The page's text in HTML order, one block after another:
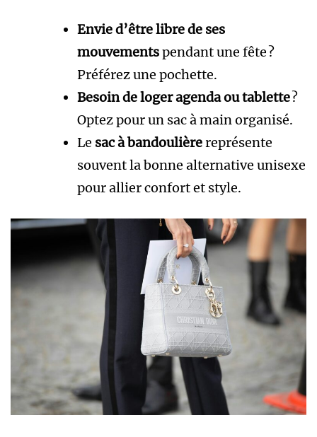
Envie d’être libre de ses
mouvementspendant une fête ?
Préférez une pochette.
Besoin de loger agenda ou tablette?
Optez pour un sac à main organisé.
Le sac à bandoulièrereprésente
souvent la bonne alternative unisexe
pour allier confort et style.